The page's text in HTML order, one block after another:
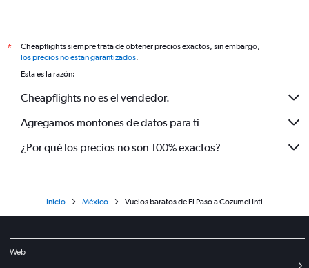
*
Cheapflights siempre trata de obtener precios exactos, sin embargo,
los precios no están garantizados.
Esta es la razón:
Cheapflights no es el vendedor.
Agregamos montones de datos para ti
¿Por qué los precios no son 100% exactos?
Inicio México Vuelos baratos de El Paso a Cozumel Intl
Web